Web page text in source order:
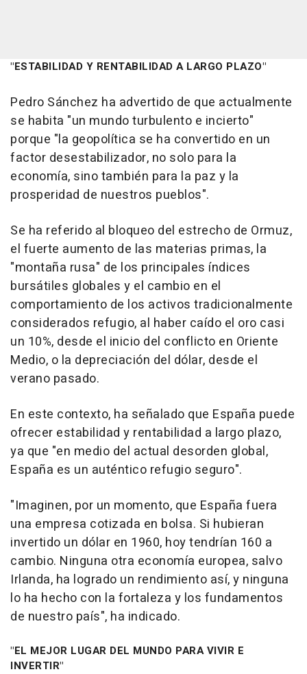
"ESTABILIDAD Y RENTABILIDAD A LARGO PLAZO"
Pedro Sánchez ha advertido de que actualmente
se habita "un mundo turbulento e incierto"
porque "la geopolítica se ha convertido en un
factor desestabilizador, no solo para la
economía, sino también para la paz y la
prosperidad de nuestros pueblos".
Se ha referido al bloqueo del estrecho de Ormuz,
el fuerte aumento de las materias primas, la
"montaña rusa" de los principales índices
bursátiles globales y el cambio en el
comportamiento de los activos tradicionalmente
considerados refugio, al haber caído el oro casi
un 10%, desde el inicio del conflicto en Oriente
Medio, o la depreciación del dólar, desde el
verano pasado.
En este contexto, ha señalado que España puede
ofrecer estabilidad y rentabilidad a largo plazo,
ya que "en medio del actual desorden global,
España es un auténtico refugio seguro".
"Imaginen, por un momento, que España fuera
una empresa cotizada en bolsa. Si hubieran
invertido un dólar en 1960, hoy tendrían 160 a
cambio. Ninguna otra economía europea, salvo
Irlanda, ha logrado un rendimiento así, y ninguna
lo ha hecho con la fortaleza y los fundamentos
de nuestro país", ha indicado.
"EL MEJOR LUGAR DEL MUNDO PARA VIVIR E
INVERTIR"